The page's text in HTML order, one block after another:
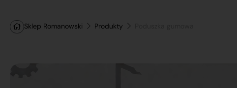
Sklep Romanowski Produkty